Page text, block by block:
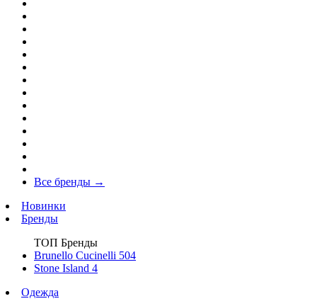
Все бренды →
Новинки
Бренды
ТОП Бренды
Brunello Cucinelli 504
Stone Island 4
Одежда